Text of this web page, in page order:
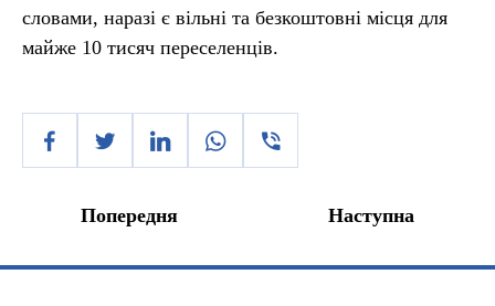
словами, наразі є вільні та безкоштовні місця для
майже 10 тисяч переселенців.
Попередня Наступна